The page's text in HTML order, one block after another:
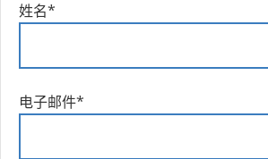
姓名*
电子邮件*